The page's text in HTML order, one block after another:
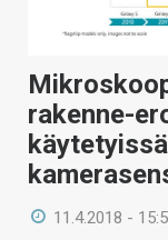
rakenne-
11.4.2018 -